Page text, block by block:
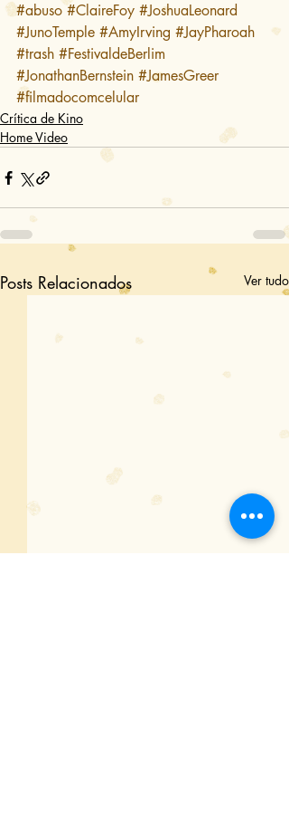
#abuso #ClaireFoy #JoshuaLeonard
#JunoTemple #AmyIrving #JayPharoah
#trash #FestivaldeBerlim
#JonathanBernstein #JamesGreer
#filmadocomcelular
Crítica de Kino
Home Video
Posts Relacionados Ver tudo